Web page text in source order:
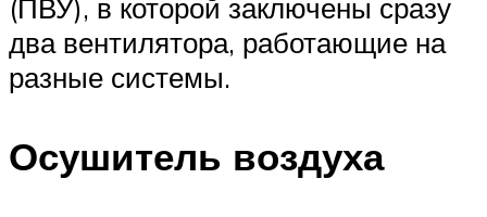
(ПВУ), в которой заключены сразу
два вентилятора, работающие на
разные системы.
Осушитель воздуха